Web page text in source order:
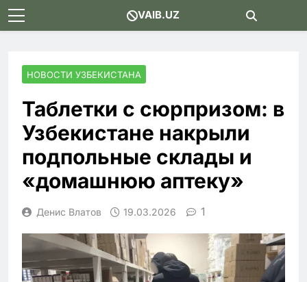
Skip
to
VAIB.UZ
НОВОСТИ УЗБЕКИСТАНА
Таблетки с сюрпризом: в
Узбекистане накрыли
подпольные склады и
«домашнюю аптеку»
Денис Влатов 19.03.2026 1